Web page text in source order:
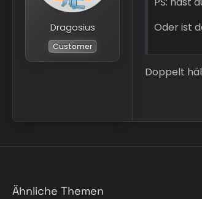
Dragosius
Customer
Oder ist
Doppelt
Ähnliche Themen